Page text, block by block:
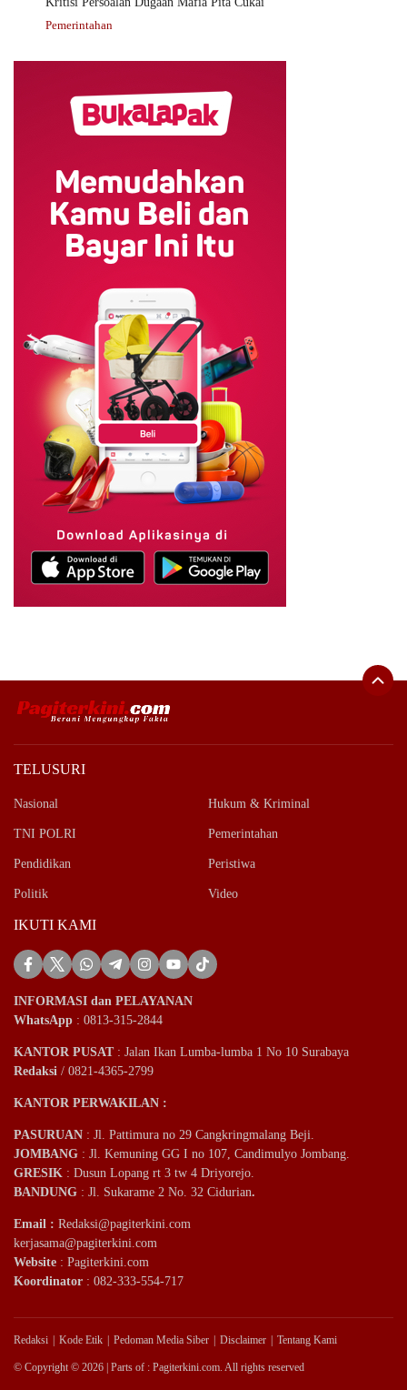
Pemerintahan
TELUSURI
Nasional Hukum & Kriminal
TNI POLRI Pemerintahan
Pendidikan Peristiwa
Politik Video
IKUTI KAMI
INFORMASI dan PELAYANAN
WhatsApp : 0813-315-2844
KANTOR PUSAT: Jalan Ikan Lumba-lumba 1 No 10 Surabaya
Redaksi / 0821-4365-2799
KANTOR PERWAKILAN :
PASURUAN : Jl. Pattimura no 29 Cangkringmalang Beji.
JOMBANG : Jl. Kemuning GG I no 107, Candimulyo Jombang.
GRESIK : Dusun Lopang rt 3 tw 4 Driyorejo.
BANDUNG : Jl. Sukarame 2 No. 32 Cidurian.
Email : Redaksi@pagiterkini.com
kerjasama@pagiterkini.com
Website : Pagiterkini.com
Koordinator : 082-333-554-717
Redaksi Kode Etik Pedoman Media Siber Disclaimer Tentang Kami
© Copyright © 2026 | Parts of : Pagiterkini.com. All rights reserved